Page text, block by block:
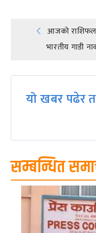
Postआजको
भारतीय गाडी
यो खबर पढेर
सम्बन्धित